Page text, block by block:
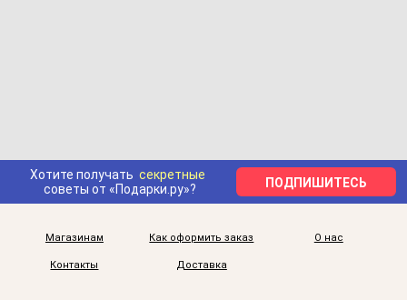
Хотите получать секретные
советы от «Подарки.ру»?
ПОДПИШИТЕСЬ
Магазинам Как оформить заказ О нас
Контакты Доставка